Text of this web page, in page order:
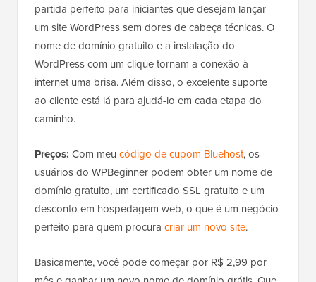
partida perfeito para iniciantes que desejam lançar
um site WordPress sem dores de cabeça técnicas. O
nome de domínio gratuito e a instalação do
WordPress com um clique tornam a conexão à
internet uma brisa. Além disso, o excelente suporte
ao cliente está lá para ajudá-lo em cada etapa do
caminho.
Preços: Com meu código de cupom Bluehost, os
usuários do WPBeginner podem obter um nome de
domínio gratuito, um certificado SSL gratuito e um
desconto em hospedagem web, o que é um negócio
perfeito para quem procura criar um novo site.
Basicamente, você pode começar por R$ 2,99 por